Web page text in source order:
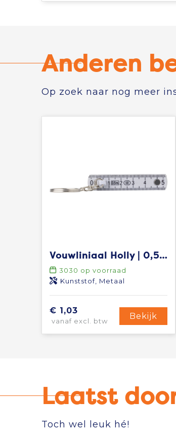
Anderen
Op zoek naar nog meer
Vouwliniaal Holly | 0,5 m
3030 op voorraad
Kunststof, Metaal
€ 1,03
vanaf excl. btw
Bekijk
Laatst
Toch wel leuk hé!